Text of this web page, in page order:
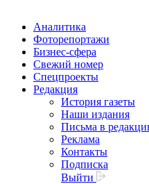
Аналитика
Фоторепортажи
Бизнес-сфера
Свежий номер
Спецпроекты
Редакция
История газеты
Наши издания
Письма в
Реклама
Контакты
Подписка
Выйти